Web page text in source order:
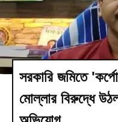
সরকারি জমিতে
মোল্লার বিরুদ্ধে